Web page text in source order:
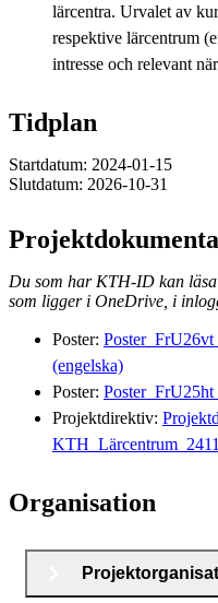
lärcentra. Urvalet av
respektive lärcentrum
intresse och relevant
Tidplan
Startdatum: 2024-01-15
Slutdatum: 2026-10-31
Du som har KTH-ID kan läsa
som ligger i OneDrive, i
Poster:
(engelska)
Poster:
Projektdirektiv:
Organisation